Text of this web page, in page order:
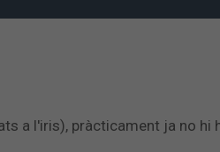
a l'iris), pràcticament ja no hi